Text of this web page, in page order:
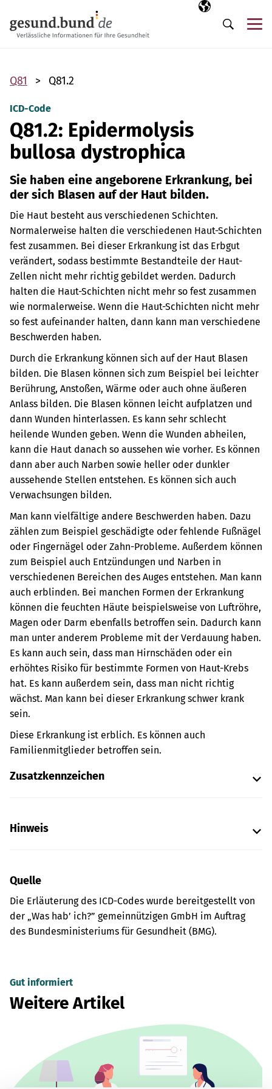
Ausgewählte
DE
Suche
Q81 Q81.2
ICD-Code
Q81.2: Epidermolysis
bullosa dystrophica
Sie haben eine angeborene Erkrankung, bei
der sich Blasen auf der Haut bilden.
Die Haut besteht aus verschiedenen Schichten.
Normalerweise halten die verschiedenen Haut-Schichten
fest zusammen. Bei dieser Erkrankung ist das Erbgut
verändert, sodass bestimmte Bestandteile der Haut-
Zellen nicht mehr richtig gebildet werden. Dadurch
halten die Haut-Schichten nicht mehr so fest zusammen
wie normalerweise. Wenn die Haut-Schichten nicht mehr
so fest aufeinander halten, dann kann man verschiedene
Beschwerden haben.
Durch die Erkrankung können sich auf der Haut Blasen
bilden. Die Blasen können sich zum Beispiel bei leichter
Berührung, Anstoßen, Wärme oder auch ohne äußeren
Anlass bilden. Die Blasen können leicht aufplatzen und
dann Wunden hinterlassen. Es kann sehr schlecht
heilende Wunden geben. Wenn die Wunden abheilen,
kann die Haut danach so aussehen wie vorher. Es können
dann aber auch Narben sowie heller oder dunkler
aussehende Stellen entstehen. Es können sich auch
Verwachsungen bilden.
Man kann vielfältige andere Beschwerden haben. Dazu
zählen zum Beispiel geschädigte oder fehlende Fußnägel
oder Fingernägel oder Zahn-Probleme. Außerdem können
zum Beispiel auch Entzündungen und Narben in
verschiedenen Bereichen des Auges entstehen. Man kann
auch erblinden. Bei manchen Formen der Erkrankung
können die feuchten Häute beispielsweise von Luftröhre,
Magen oder Darm ebenfalls betroffen sein. Dadurch kann
man unter anderem Probleme mit der Verdauung haben.
Es kann auch sein, dass man Hirnschäden oder ein
erhöhtes Risiko für bestimmte Formen von Haut-Krebs
hat. Es kann außerdem sein, dass man nicht richtig
wächst. Man kann bei dieser Erkrankung schwer krank
sein.
Diese Erkrankung ist erblich. Es können auch
Familienmitglieder betroffen sein.
Zusatzkennzeichen
Hinweis
Quelle
Die Erläuterung des ICD-Codes wurde bereitgestellt von
der „Was hab’ ich?” gemeinnützigen GmbH im Auftrag
des Bundesministeriums für Gesundheit (BMG).
Gut informiert
Weitere Artikel